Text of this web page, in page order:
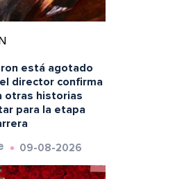
está agotado
director confirma
otras historias
para la etapa
09-08-2026